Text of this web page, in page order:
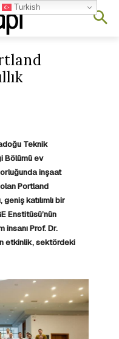
Teknik
Bölümü ev
inşaat
Portland
katılımlı bir
Enstitüsü’nün
Prof. Dr.
etkinlik, sektördeki
Turkish